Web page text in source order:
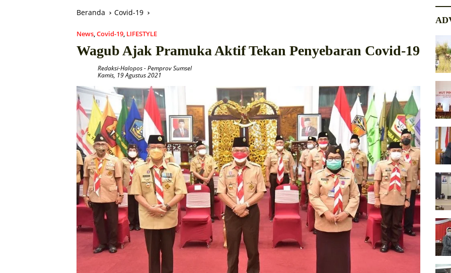
Beranda Covid-19
News,Covid-19, LIFESTYLE
Wagub Ajak Pramuka Aktif Tekan Penyebaran Covid-19
Redaksi-Halopos-Pemprov Sumsel
Kamis, 19 Agustus 2021